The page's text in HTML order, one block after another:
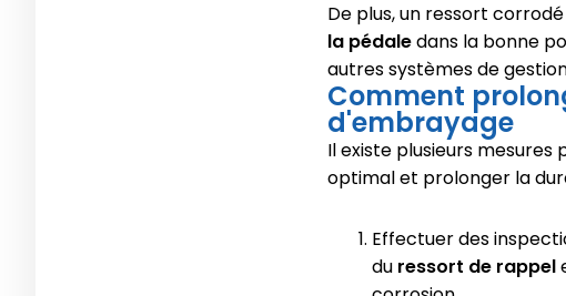
De plus, un ressort
la pédaledans la bonne
autres systèmes de
Comment
d'embrayage
Il existe plusieurs
optimal et prolonger la
Effectuer des
du ressort de rappel